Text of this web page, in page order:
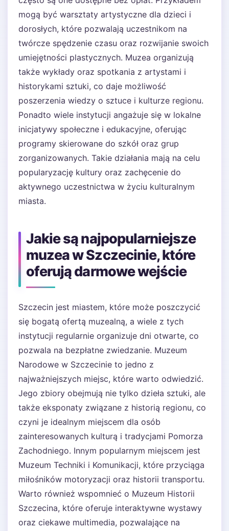
mogą być warsztaty artystyczne dla dzieci i
dorosłych, które pozwalają uczestnikom na
twórcze spędzenie czasu oraz rozwijanie swoich
umiejętności plastycznych. Muzea organizują
także wykłady oraz spotkania z artystami i
historykami sztuki, co daje możliwość
poszerzenia wiedzy o sztuce i kulturze regionu.
Ponadto wiele instytucji angażuje się w lokalne
inicjatywy społeczne i edukacyjne, oferując
programy skierowane do szkół oraz grup
zorganizowanych. Takie działania mają na celu
popularyzację kultury oraz zachęcenie do
aktywnego uczestnictwa w życiu kulturalnym
miasta.
Jakie są najpopularniejsze
muzea w Szczecinie, które
oferują darmowe wejście
Szczecin jest miastem, które może poszczycić
się bogatą ofertą muzealną, a wiele z tych
instytucji regularnie organizuje dni otwarte, co
pozwala na bezpłatne zwiedzanie. Muzeum
Narodowe w Szczecinie to jedno z
najważniejszych miejsc, które warto odwiedzić.
Jego zbiory obejmują nie tylko dzieła sztuki, ale
także eksponaty związane z historią regionu, co
czyni je idealnym miejscem dla osób
zainteresowanych kulturą i tradycjami Pomorza
Zachodniego. Innym popularnym miejscem jest
Muzeum Techniki i Komunikacji, które przyciąga
miłośników motoryzacji oraz historii transportu.
Warto również wspomnieć o Muzeum Historii
Szczecina, które oferuje interaktywne wystawy
oraz ciekawe multimedia, pozwalające na